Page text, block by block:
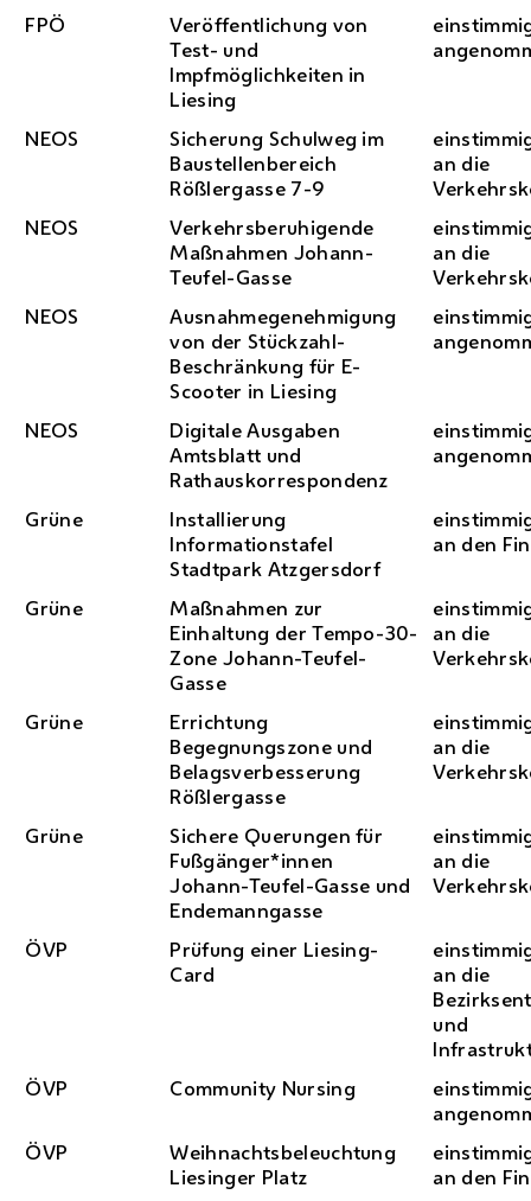
FPÖ
Veröffentlichung von
Test- und
Impfmöglichkeiten in
Liesing
NEOS
Sicherung Schulweg im
Baustellenbereich
Rößlergasse 7-9
an die
NEOS
Verkehrsberuhigende
Maßnahmen Johann-
Teufel-Gasse
an die
NEOS
Ausnahmegenehmigung
von der Stückzahl-
Beschränkung für E-
Scooter in Liesing
NEOS
Digitale Ausgaben
Amtsblatt und
Rathauskorrespondenz
Grüne
Installierung
Informationstafel
Stadtpark Atzgersdorf
an den
Grüne
Maßnahmen zur
Einhaltung der Tempo-30-
Zone Johann-Teufel-
Gasse
an die
Grüne
Errichtung
Begegnungszone und
Belagsverbesserung
Rößlergasse
an die
Grüne
Sichere Querungen für
Fußgänger*innen
Johann-Teufel-Gasse und
Endemanngasse
an die
ÖVP
Prüfung einer Liesing-
Card
an die
und
ÖVP
Community Nursing
ÖVP
Weihnachtsbeleuchtung
Liesinger Platz
an den